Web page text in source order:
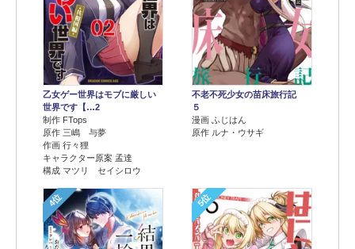
乙女ゲー世界はモブに厳しい
世界です【…2
制作 FTops
原作 三嶋 与夢
作画 行々狸
キャラクター原案 孟達
構成 マツリ セイシロウ
不老不死少女の苗床旅行記
５
漫画 ふじはん
原作 ルナ・ウサギ
4位 5位